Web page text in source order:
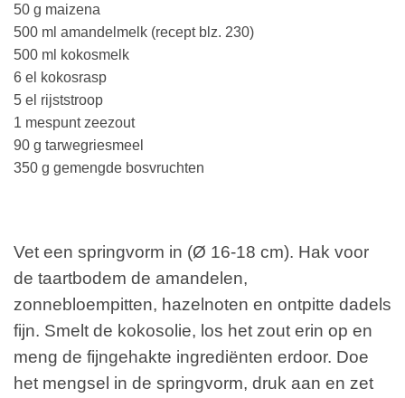
50 g maizena
500 ml amandelmelk (recept blz. 230)
500 ml kokosmelk
6 el kokosrasp
5 el rijststroop
1 mespunt zeezout
90 g tarwegriesmeel
350 g gemengde bosvruchten
Vet een springvorm in (Ø 16-18 cm). Hak voor
de taartbodem de amandelen,
zonnebloempitten, hazelnoten en ontpitte dadels
fijn. Smelt de kokosolie, los het zout erin op en
meng de fijngehakte ingrediënten erdoor. Doe
het mengsel in de springvorm, druk aan en zet